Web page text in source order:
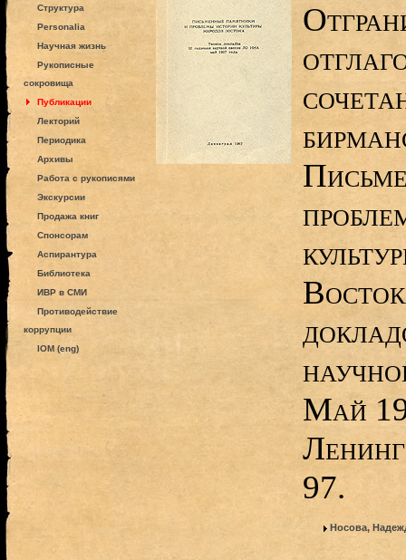
Структура
Personalia
Научная жизнь
Рукописные
сокровища
Публикации
Лекторий
Периодика
Архивы
Работа с рукописями
Экскурсии
Продажа книг
Спонсорам
Аспирантура
Библиотека
ИВР в СМИ
Противодействие
коррупции
IOM (eng)
Май
97.
Носова,